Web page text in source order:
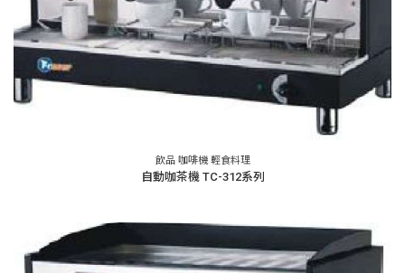
飲品 咖啡機 輕食料理
自動咖茶機 TC-312系列